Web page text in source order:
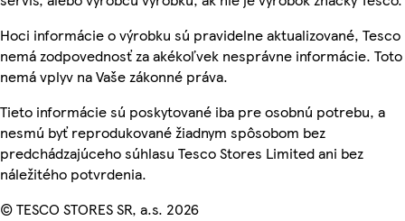
Hoci informácie o výrobku sú pravidelne aktualizované, Tesco
nemá zodpovednosť za akékoľvek nesprávne informácie. Toto
nemá vplyv na Vaše zákonné práva.
Tieto informácie sú poskytované iba pre osobnú potrebu, a
nesmú byť reprodukované žiadnym spôsobom bez
predchádzajúceho súhlasu Tesco Stores Limited ani bez
náležitého potvrdenia.
© TESCO STORES SR, a.s. 2026